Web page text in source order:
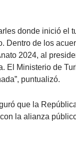
donde inició el
Dentro de los
2024, al
El Ministerio de
puntualizó.
que la
la alianza